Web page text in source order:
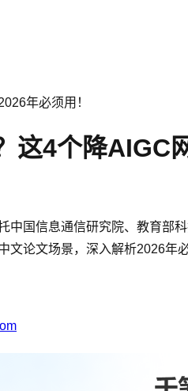
年必须用！
4个降AIGC
中国信息通信研究院、教育
论文场景，深入解析2026年